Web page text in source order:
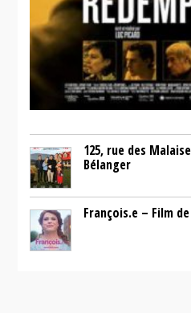
125, rue des
Bélanger
François.e – Film